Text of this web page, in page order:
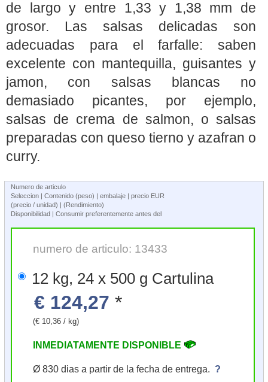
de largo y entre 1,33 y 1,38 mm de
grosor. Las salsas delicadas son
adecuadas para el farfalle: saben
excelente con mantequilla, guisantes y
jamon, con salsas blancas no
demasiado picantes, por ejemplo,
salsas de crema de salmon, o salsas
preparadas con queso tierno y azafran o
curry.
Numero de articulo
Seleccion | Contenido (peso) | embalaje | precio EUR
(precio / unidad) | (Rendimiento)
Disponibilidad | Consumir preferentemente antes del
numero de articulo: 13433
12 kg, 24 x 500 g Cartulina
€ 124,27 *
(€ 10,36 / kg)
INMEDIATAMENTE DISPONIBLE
Ø 830 dias a partir de la fecha de entrega. ?